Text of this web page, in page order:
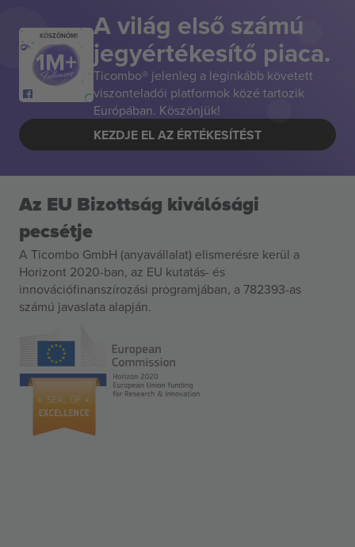
KÖSZÖNÖM! A világ első számú
jegyértékesítő piaca.
Ticombo® jelenleg a leginkább követett
viszonteladói platformok közé tartozik
Európában. Köszönjük!
KEZDJE EL AZ ÉRTÉKESÍTÉST
Az EU Bizottság kiválósági
pecsétje
A Ticombo GmbH (anyavállalat) elismerésre kerül a
Horizont 2020-ban, az EU kutatás- és
innovációfinanszírozási programjában, a 782393-as
számú javaslata alapján.